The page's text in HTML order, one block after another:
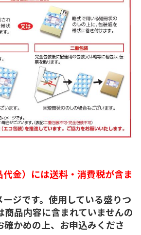
金）には送料・消費税が含ま
ジです。使用している盛りつ
商品内容に含まれていませんの
確かめの上、お申込みくださ